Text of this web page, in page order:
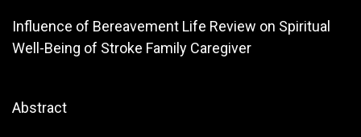
Influence of Bereavement Life Review on Spiritual
Well-Being of Stroke Family Caregiver
Abstract